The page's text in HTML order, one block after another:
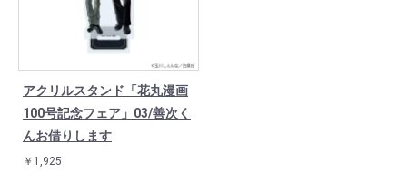
アクリルスタンド「花丸漫画
100号記念フェア」03/善次く
んお借りします
￥1,925